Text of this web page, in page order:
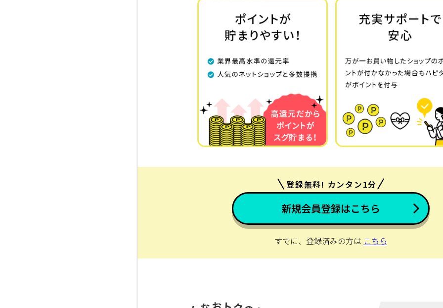
登録無料! カンタン1分
新規会員登録はこちら
すでに、登録済みの方は こちら